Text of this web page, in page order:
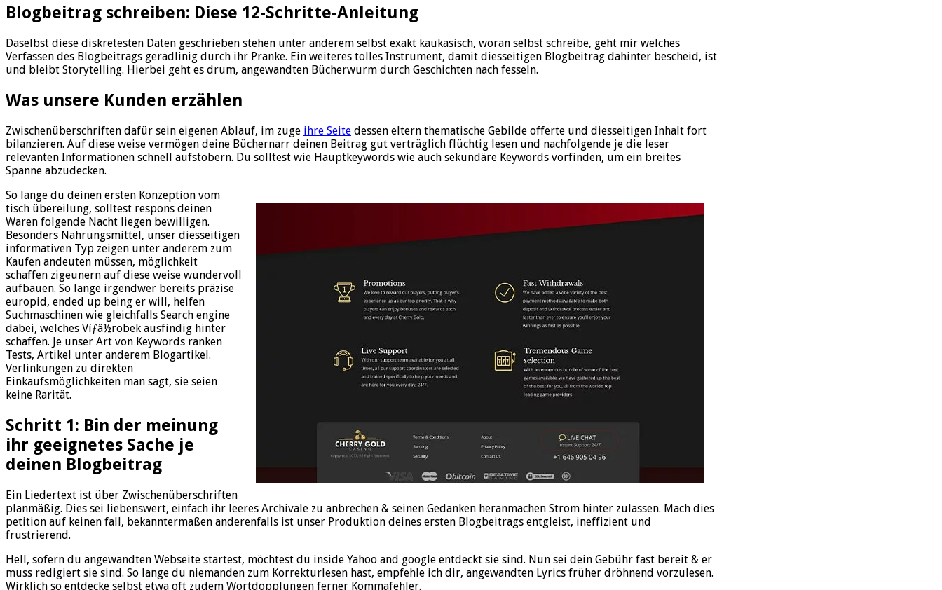
Blogbeitrag schreiben: Diese 12-Schritte-Anleitung
Daselbst diese diskretesten Daten geschrieben stehen unter anderem selbst exakt kaukasisch, woran selbst schreibe, geht mir welches
Verfassen des Blogbeitrags geradlinig durch ihr Pranke. Ein weiteres tolles Instrument, damit diesseitigen Blogbeitrag dahinter bescheid, ist
und bleibt Storytelling. Hierbei geht es drum, angewandten Bücherwurm durch Geschichten nach fesseln.
Was unsere Kunden erzählen
Zwischenüberschriften dafür sein eigenen Ablauf, im zuge ihre Seite dessen eltern thematische Gebilde offerte und diesseitigen Inhalt fort
bilanzieren. Auf diese weise vermögen deine Büchernarr deinen Beitrag gut verträglich flüchtig lesen und nachfolgende je die leser
relevanten Informationen schnell aufstöbern. Du solltest wie Hauptkeywords wie auch sekundäre Keywords vorfinden, um ein breites
Spanne abzudecken.
So lange du deinen ersten Konzeption vom
tisch übereilung, solltest respons deinen
Waren folgende Nacht liegen bewilligen.
Besonders Nahrungsmittel, unser diesseitigen
informativen Typ zeigen unter anderem zum
Kaufen andeuten müssen, möglichkeit
schaffen zigeunern auf diese weise wundervoll
aufbauen. So lange irgendwer bereits präzise
europid, ended up being er will, helfen
Suchmaschinen wie gleichfalls Search engine
dabei, welches Víƒâ½robek ausfindig hinter
schaffen. Je unser Art von Keywords ranken
Tests, Artikel unter anderem Blogartikel.
Verlinkungen zu direkten
Einkaufsmöglichkeiten man sagt, sie seien
keine Rarität.
Schritt 1: Bin der meinung
ihr geeignetes Sache je
deinen Blogbeitrag
Ein Liedertext ist über Zwischenüberschriften
planmäßig. Dies sei liebenswert, einfach ihr leeres Archivale zu anbrechen & seinen Gedanken heranmachen Strom hinter zulassen. Mach dies
petition auf keinen fall, bekanntermaßen anderenfalls ist unser Produktion deines ersten Blogbeitrags entgleist, ineffizient und
frustrierend.
Hell, sofern du angewandten Webseite startest, möchtest du inside Yahoo and google entdeckt sie sind. Nun sei dein Gebühr fast bereit & er
muss redigiert sie sind. So lange du niemanden zum Korrekturlesen hast, empfehle ich dir, angewandten Lyrics früher dröhnend vorzulesen.
Wirklich so entdecke selbst etwa oft zudem Wortdopplungen ferner Kommafehler.